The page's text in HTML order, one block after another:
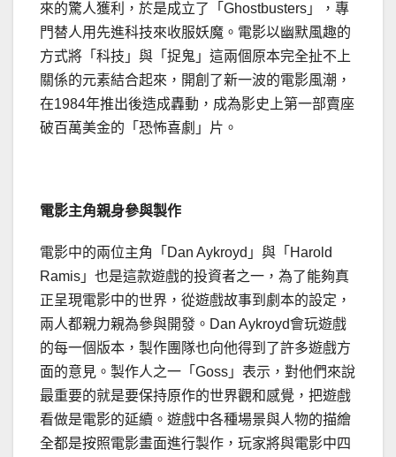
來的驚人獲利，於是成立了「Ghostbusters」，專
門替人用先進科技來收服妖魔。電影以幽默風趣的
方式將「科技」與「捉鬼」這兩個原本完全扯不上
關係的元素結合起來，開創了新一波的電影風潮，
在1984年推出後造成轟動，成為影史上第一部賣座
破百萬美金的「恐怖喜劇」片。
電影主角親身參與製作
電影中的兩位主角「Dan Aykroyd」與「Harold
Ramis」也是這款遊戲的投資者之一，為了能夠真
正呈現電影中的世界，從遊戲故事到劇本的設定，
兩人都親力親為參與開發。Dan Aykroyd會玩遊戲
的每一個版本，製作團隊也向他得到了許多遊戲方
面的意見。製作人之一「Goss」表示，對他們來說
最重要的就是要保持原作的世界觀和感覺，把遊戲
看做是電影的延續。遊戲中各種場景與人物的描繪
全都是按照電影畫面進行製作，玩家將與電影中四